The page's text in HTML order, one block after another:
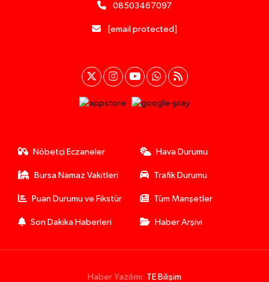
08503467097
[email protected]
Nöbetçi Eczaneler Hava Durumu
Bursa Namaz Vakitleri Trafik Durumu
Puan Durumu ve Fikstür Tüm Manşetler
Son Dakika Haberleri Haber Arşivi
Haber Yazılımı: TE Bilişim